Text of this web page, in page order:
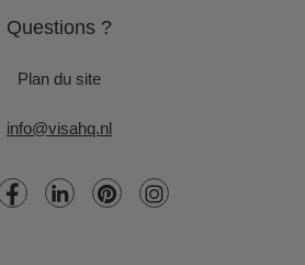
Questions ?
Plan du site
info@visahq.nl